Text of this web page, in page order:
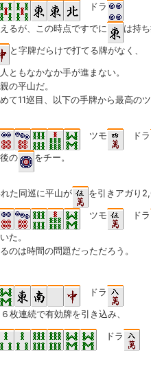
ドラ
るが、この時点ですでに
は持
と字牌だらけで打てる牌がなく、
ともなかなか手が進まない。
の平山だ。
て11巡目、以下の手牌から最高の
ツモ
ドラ
の
をチー。
た同巡に平山が
を引きアガり
ツモ
ドラ
た。
のは時間の問題だっただろう。
ドラ
枚連続で有効牌を引き込み、
ドラ